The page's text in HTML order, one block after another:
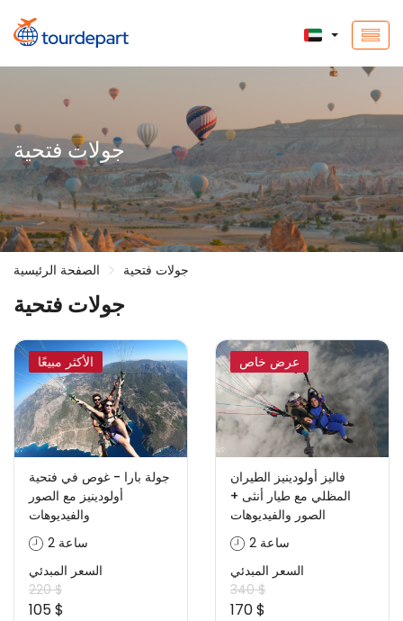
جولات فتحية
الصفحة الرئيسية جولات فتحية
جولات فتحية
الأكثر مبيعًا
جولة بارا - غوص في فتحية
أولودينيز مع الصور
والفيديوهات
2 ساعة
السعر المبدئي
220 $
105 $
عرض خاص
فاليز أولودينيز الطيران
المظلي مع طيار أنثى +
الصور والفيديوهات
2 ساعة
السعر المبدئي
340 $
170 $